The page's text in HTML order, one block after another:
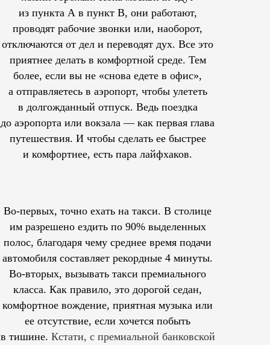
из пункта А в пункт В, они работают,
проводят рабочие звонки или, наоборот,
отключаются от дел и переводят дух. Все это
приятнее делать в комфортной среде. Тем
более, если вы не «снова едете в офис»,
а отправляетесь в аэропорт, чтобы улететь
в долгожданный отпуск. Ведь поездка
до аэропорта или вокзала — как первая глава
путешествия. И чтобы сделать ее быстрее
и комфортнее, есть пара лайфхаков.
Во-первых, точно ехать на такси. В столице
им разрешеноездить по 90% выделенных
полос, благодаря чему среднее время подачи
автомобиля составляет рекордные 4 минуты.
Во-вторых, вызывать такси премиального
класса. Как правило, это дорогой седан,
комфортное вождение, приятная музыка или
ее отсутствие, если хочется побыть
в тишине. Кстати, с премиальной банковской